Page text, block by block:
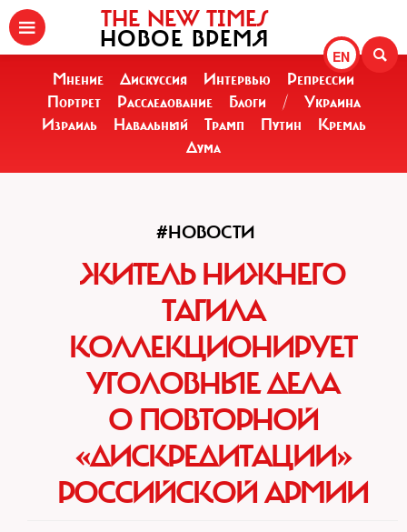
EN
THE NEW TIMES
НОВОЕ ВРЕМЯ
Мнение Дискуссия Интервью
Репрессии
Портрет
Расследование Блоги /
Украина
Израиль
Навальный Трамп Путин
Кремль
Дума
#НОВОСТИ
ЖИТЕЛЬ НИЖНЕГО
ТАГИЛА
КОЛЛЕКЦИОНИРУЕТ
УГОЛОВНЫЕ ДЕЛА
О ПОВТОРНОЙ
«ДИСКРЕДИТАЦИИ»
РОССИЙСКОЙ АРМИИ